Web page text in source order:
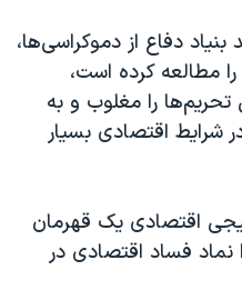
بنیاد دفاع از دموکراسی‌ها،
مطالعه کرده است،
را مغلوب و به
شرایط اقتصادی بسیار
اقتصادی یک قهرمان
نماد فساد اقتصادی در